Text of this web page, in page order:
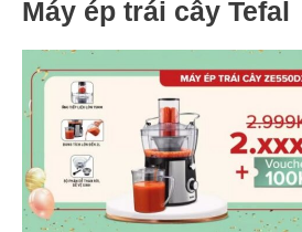
Máy ép trái cây Tefal